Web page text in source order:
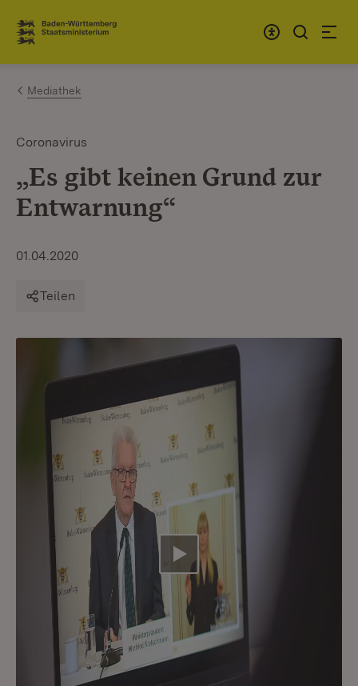
Zum Inhalt springen
Link zur Startseite
Mediathek
Coronavirus
„Es gibt keinen Grund zur
Entwarnung“
01.04.2020
Teilen
Video abspielen